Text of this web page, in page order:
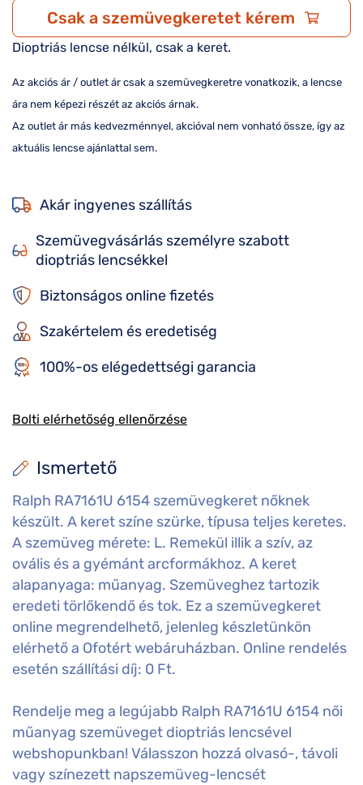
Ismertető
Ralph RA7161U 6154 szemüvegkeret nőknek
készült. A keret színe szürke, típusa teljes keretes.
A szemüveg mérete: L. Remekül illik a szív, az
ovális és a gyémánt arcformákhoz. A keret
alapanyaga: műanyag. Szemüveghez tartozik
eredeti törlőkendő és tok. Ez a szemüvegkeret
online megrendelhető, jelenleg készletünkön
elérhető a Ofotért webáruházban. Online rendelés
esetén szállítási díj: 0 Ft.
Rendelje meg a legújabb Ralph RA7161U 6154 női
műanyag szemüveget dioptriás lencsével
webshopunkban! Válasszon hozzá olvasó-, távoli
vagy színezett napszemüveg-lencsét
Csak a szemüvegkeretet kérem
Dioptriás lencse nélkül, csak a keret.
Az akciós ár / outlet ár csak a szemüvegkeretre vonatkozik, a lencse
ára nem képezi részét az akciós árnak.
Az outlet ár más kedvezménnyel, akcióval nem vonható össze, így az
aktuális lencse ajánlattal sem.
Akár ingyenes szállítás
Szemüvegvásárlás személyre szabott
dioptriás lencsékkel
Biztonságos online fizetés
Szakértelem és eredetiség
100%-os elégedettségi garancia
Bolti elérhetőség ellenőrzése